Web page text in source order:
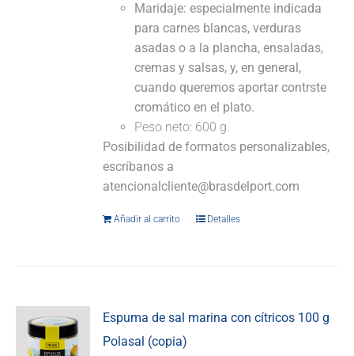
Maridaje: especialmente indicada
para carnes blancas, verduras
asadas o a la plancha, ensaladas,
cremas y salsas, y, en general,
cuando queremos aportar contrste
cromático en el plato.
Peso neto: 600 g.
Posibilidad de formatos personalizables,
escríbanos a
atencionalcliente@brasdelport.com
Añadir al carrito Detalles
Espuma de sal marina con cítricos 100 g
Polasal (copia)